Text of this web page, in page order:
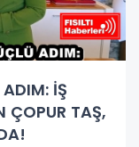
İŞ
ÇOPUR TAŞ,